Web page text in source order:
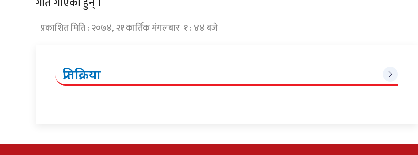
प्रकाशित मिति : २०७४, २१ कार्तिक मंगलबार १ : ४४ बजे
प्रतिक्रिया